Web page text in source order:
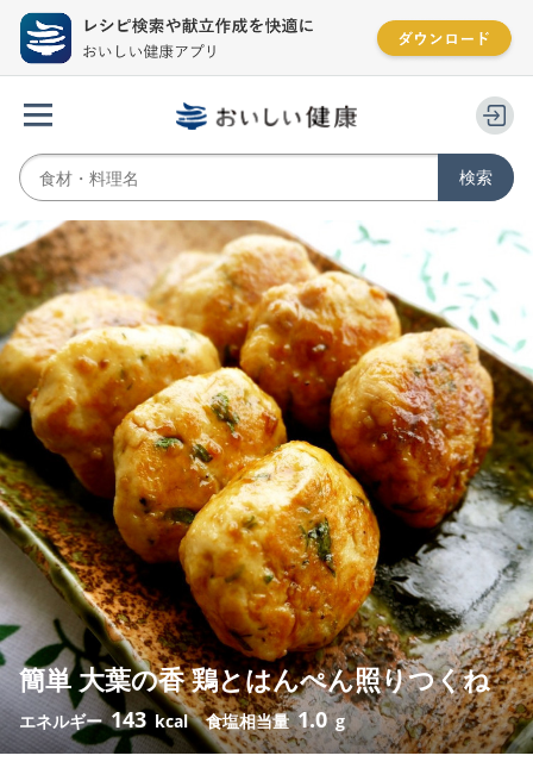
簡単 大葉の香 鶏とはんぺん照りつくね
エネルギー143 kcal 食塩相当量1.0 g